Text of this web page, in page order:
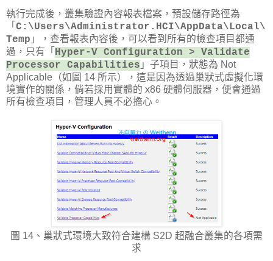
執行完成後，叢集驗證內容報表檔案，預設儲存路徑為
「 C:\Users\Administrator.HCI\AppData\Local\
Temp 」，查看報表內容後，可以看到所有的檢查項目都通
過，只有「 Hyper-V Configuration > Validate
Processor Capabilities 」子項目，狀態為 Not
Applicable（如圖 14 所示），這是因為透過巢狀式虛擬化環
境實作的關係，倘若採用實體的 x86 硬體伺服器，便會通過
所有檢查項目，管理人員不必擔心。
圖 14、巢狀式環境大致符合建構 S2D 超融合叢集的各項需
求